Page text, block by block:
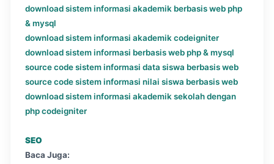
download sistem informasi akademik berbasis web php
& mysql
download sistem informasi akademik codeigniter
download sistem informasi berbasis web php & mysql
source code sistem informasi data siswa berbasis web
source code sistem informasi nilai siswa berbasis web
download sistem informasi akademik sekolah dengan
php codeigniter
SEO
Baca Juga: